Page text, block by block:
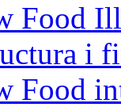
Food
i
Food